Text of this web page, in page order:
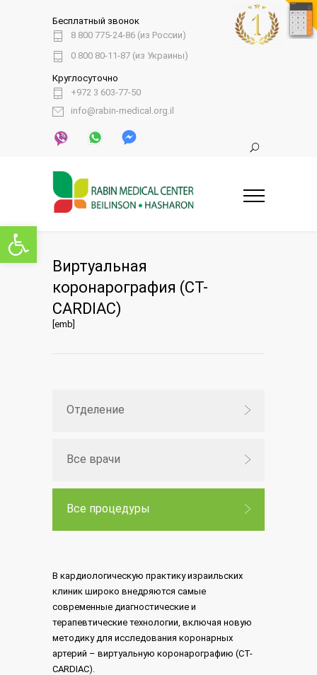
Открыть панель инструментов
Бесплатный звонок
8 800 775-24-86 (из России)
0 800 80-11-87 (из Украины)
Круглосуточно
+972 3 603-77-50
info@rabin-medical.org.il
Виртуальная
коронарография (CT-
CARDIAC)
[emb]
Отделение
Все врачи
Все процедуры
В кардиологическую практику израильских
клиник широко внедряются самые
современные диагностические и
терапевтические технологии, включая новую
методику для исследования коронарных
артерий – виртуальную коронарографию (CT-
CARDIAC).